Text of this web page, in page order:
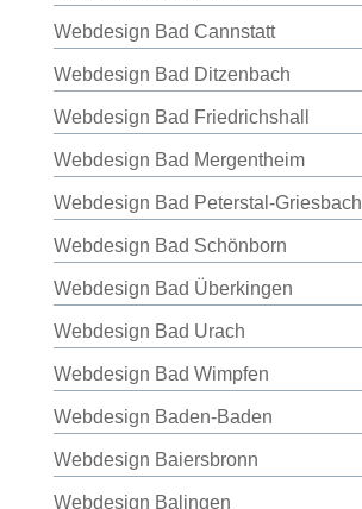
Webdesign Bad Cannstatt
Webdesign Bad Ditzenbach
Webdesign Bad Friedrichshall
Webdesign Bad Mergentheim
Webdesign Bad Peterstal-Griesbach
Webdesign Bad Schönborn
Webdesign Bad Überkingen
Webdesign Bad Urach
Webdesign Bad Wimpfen
Webdesign Baden-Baden
Webdesign Baiersbronn
Webdesign Balingen